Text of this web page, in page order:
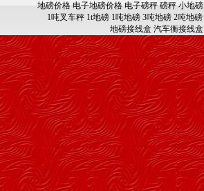
地磅价格 电子地磅价格 电子磅秤 磅秤 小地磅
1吨叉车秤 1t地磅 1吨地磅 3吨地磅 2吨地磅
地磅接线盒 汽车衡接线盒